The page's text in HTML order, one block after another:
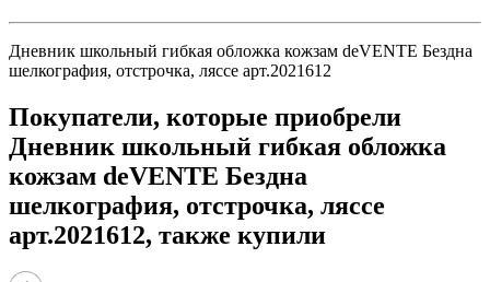
Дневник школьный гибкая обложка кожзам deVENTE Бездна
шелкография, отстрочка, ляссе арт.2021612
Покупатели, которые приобрели
Дневник школьный гибкая обложка
кожзам deVENTE Бездна
шелкография, отстрочка, ляссе
арт.2021612, также купили